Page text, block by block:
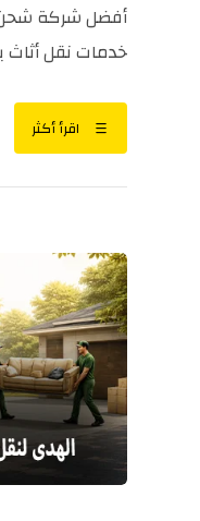
أفضل شركة
خدمات نقل أثاث
اقرأ أكثر